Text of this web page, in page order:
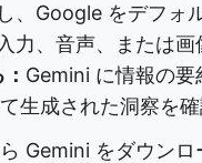
、Google をデフォ
入力、音声、または
Gemini に情報の
生成された洞察を確
Gemini をダウンロ